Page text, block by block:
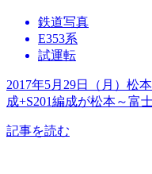
鉄道写真
E353系
試運転
2017年5月29日（月）松
成+S201編成が松本～富
記事を読む